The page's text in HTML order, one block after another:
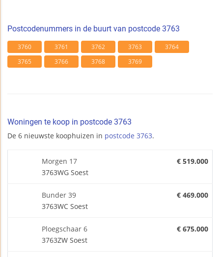
Postcodenummers in de buurt van postcode 3763
3760 3761 3762 3763
3764
3765
3766 3768 3769
Woningen te koop in postcode 3763
De 6 nieuwste koophuizen in postcode 3763.
Morgen 17
3763WG Soest
€ 519.000
Bunder 39
3763WC Soest
€ 469.000
Ploegschaar 6
3763ZW Soest
€ 675.000